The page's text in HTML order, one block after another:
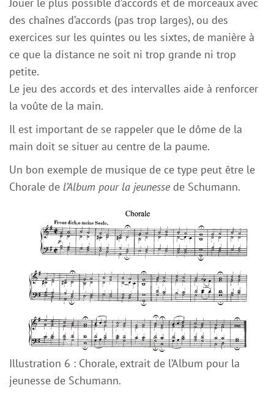
des chaînes d’accords (pas trop larges), ou des
exercices sur les quintes ou les sixtes, de manière à
ce que la distance ne soit ni trop grande ni trop
petite.
Le jeu des accords et des intervalles aide à renforcer
la voûte de la main.
Il est important de se rappeler que le dôme de la
main doit se situer au centre de la paume.
Un bon exemple de musique de ce type peut être le
Chorale de l’Album pour la jeunessede Schumann.
Illustration 6 : Chorale, extrait de l’Album pour la
jeunesse de Schumann.